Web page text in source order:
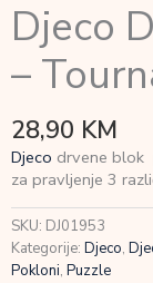
Djeco
–
28,90 KM
Djeco drvene blok
za pravljenje 3
SKU: DJ01953
Kategorije: Djeco,
Pokloni, Puzzle